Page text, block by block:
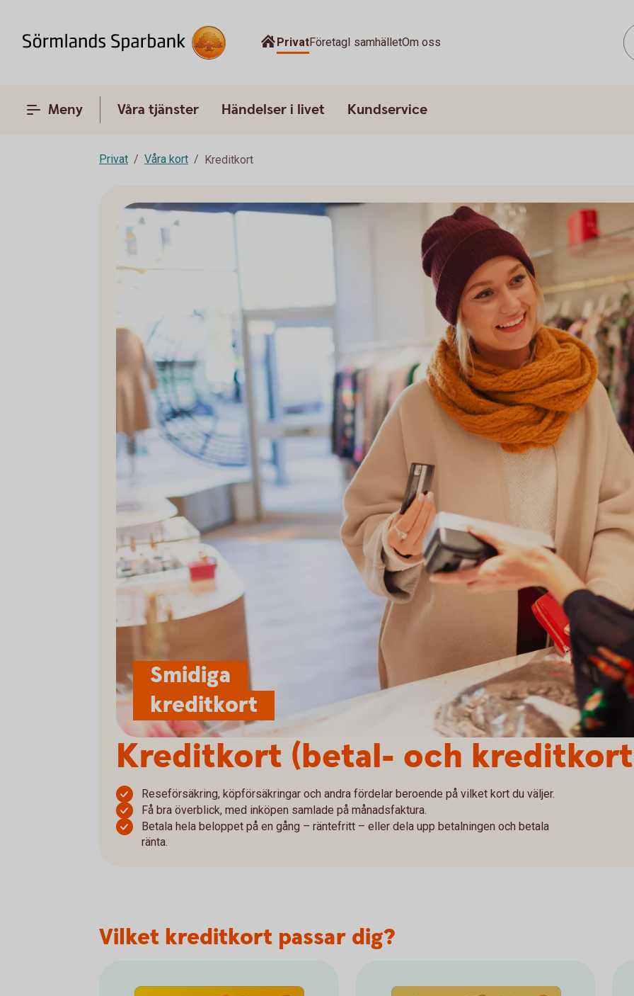
PrivatFöretagI samhälletOm oss
Meny Våra tjänster Händelser i livet Kundservice
Privat Våra kort Kreditkort
Kreditkort (betal- och
Reseförsäkring, köpförsäkringar och andra fördelar beroende på vilket kort du väljer.
Få bra överblick, med inköpen samlade på månadsfaktura.
Betala hela beloppet på en gång – räntefritt – eller dela upp betalningen och betala
ränta.
Smidiga
kreditkort
Vilket kreditkort passar dig?